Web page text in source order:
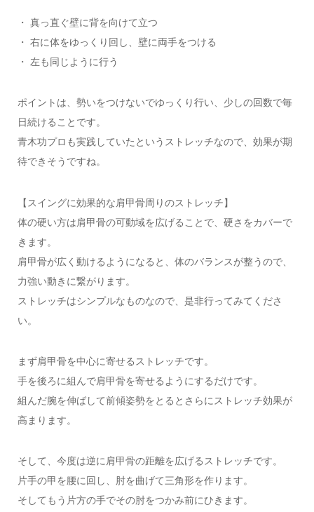
・ 真っ直ぐ壁に背を向けて立つ
・ 右に体をゆっくり回し、壁に両手をつける
・ 左も同じように行う
ポイントは、勢いをつけないでゆっくり行い、少しの回数で毎
日続けることです。
青木功プロも実践していたというストレッチなので、効果が期
待できそうですね。
【スイングに効果的な肩甲骨周りのストレッチ】
体の硬い方は肩甲骨の可動域を広げることで、硬さをカバーで
きます。
肩甲骨が広く動けるようになると、体のバランスが整うので、
力強い動きに繋がります。
ストレッチはシンプルなものなので、是非行ってみてくださ
い。
まず肩甲骨を中心に寄せるストレッチです。
手を後ろに組んで肩甲骨を寄せるようにするだけです。
組んだ腕を伸ばして前傾姿勢をとるとさらにストレッチ効果が
高まります。
そして、今度は逆に肩甲骨の距離を広げるストレッチです。
片手の甲を腰に回し、肘を曲げて三角形を作ります。
そしてもう片方の手でその肘をつかみ前にひきます。